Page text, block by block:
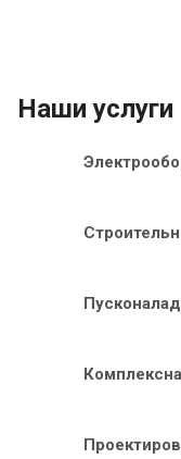
Наши услуги